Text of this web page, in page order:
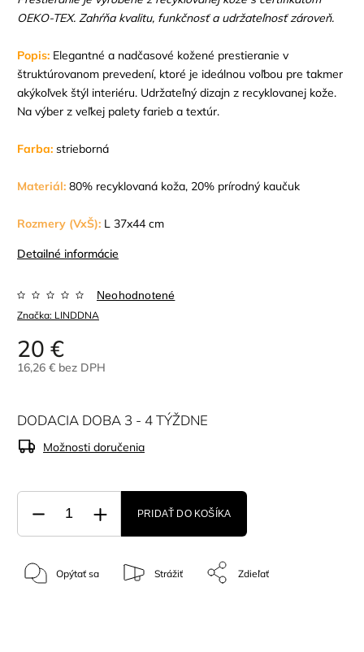
OEKO-TEX. Zahŕňa kvalitu, funkčnosť a udržateľnosť zároveň.
Popis: Elegantné a nadčasové kožené prestieranie v
štruktúrovanom prevedení, ktoré je ideálnou voľbou pre takmer
akýkoľvek štýl interiéru. Udržateľný dizajn z recyklovanej kože.
Na výber z veľkej palety farieb a textúr.
Farba: strieborná
Materiál: 80% recyklovaná koža, 20% prírodný kaučuk
Rozmery (VxŠ): L 37x44 cm
Detailné informácie
Značka: LINDDNA
Neohodnotené
20 €
16,26 € bez DPH
DODACIA DOBA 3 - 4 TÝŽDNE
Možnosti doručenia
PRIDAŤ DO KOŠÍKA
Opýtať sa Strážiť Zdieľať